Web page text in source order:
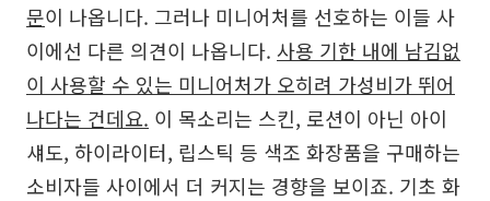
문이 나옵니다. 그러나 미니어처를 선호하는 이들 사
이에선 다른 의견이 나옵니다. 사용 기한 내에 남김없
이 사용할 수 있는 미니어처가 오히려 가성비가 뛰어
나다는 건데요. 이 목소리는 스킨, 로션이 아닌 아이
섀도, 하이라이터, 립스틱 등 색조 화장품을 구매하는
소비자들 사이에서 더 커지는 경향을 보이죠. 기초 화